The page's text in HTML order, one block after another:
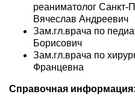
реаниматолог
Вячеслав Андреевич
Зам.гл.врача по
Борисович
Зам.гл.врача по
Францевна
Справочная информация: